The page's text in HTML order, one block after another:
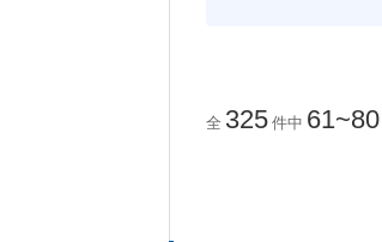
全 325 件中 61~80